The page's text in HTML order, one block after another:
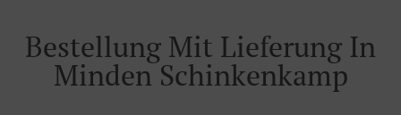
Bestellung Mit Lieferung In
Minden Schinkenkamp